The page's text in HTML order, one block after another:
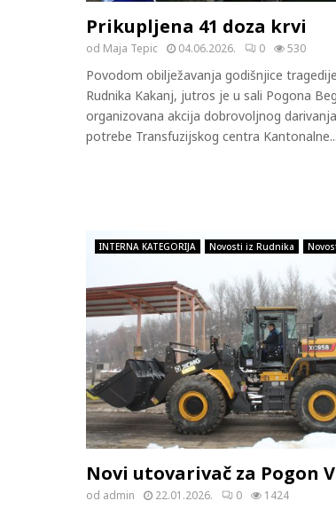
Prikupljena 41 doza krvi
od Maja Tepic 04.06.2026. 0 530
Povodom obilježavanja godišnjice
Rudnika Kakanj, jutros je u sali Pogona
organizovana akcija dobrovoljnog
potrebe Transfuzijskog centra Kantonalne...
INTERNA KATEGORIJA Novosti iz Rudnika
Novi utovarivač za Pogon
od admin 22.01.2026. 0 1424